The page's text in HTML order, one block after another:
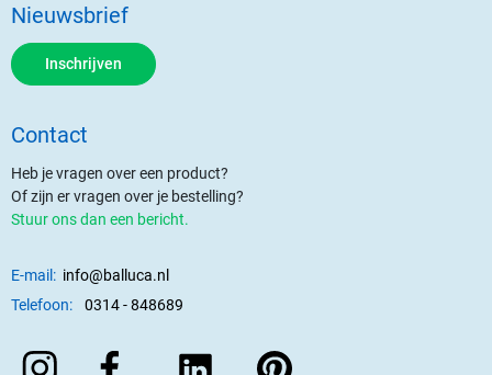
Nieuwsbrief
Inschrijven
Contact
Heb je vragen over een product?
Of zijn er vragen over je bestelling?
Stuur ons dan een bericht.
E-mail: info@balluca.nl
Telefoon:
0314 - 848689